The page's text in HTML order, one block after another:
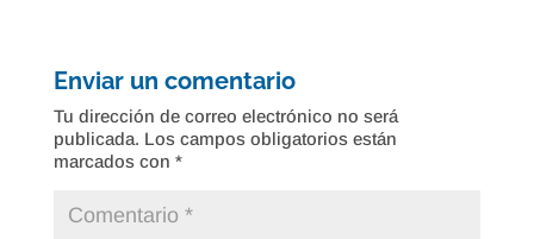
Enviar un comentario
Tu dirección de correo electrónico no será
publicada. Los campos obligatorios están
marcados con *